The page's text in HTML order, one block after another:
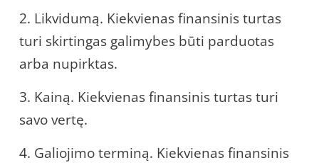
2. Likvidumą. Kiekvienas finansinis turtas
turi skirtingas galimybes būti parduotas
arba nupirktas.
3. Kainą. Kiekvienas finansinis turtas turi
savo vertę.
4. Galiojimo terminą. Kiekvienas finansinis